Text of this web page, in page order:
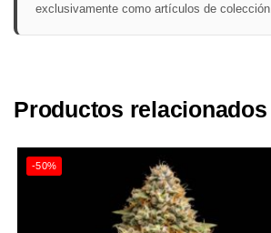
exclusivamente como artículos de colección.
Productos relacionados
-50%